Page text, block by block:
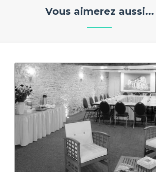
Vous aimerez aussi...